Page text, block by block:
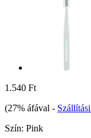
1.540 Ft
(27% áfával -
Szín: Pink